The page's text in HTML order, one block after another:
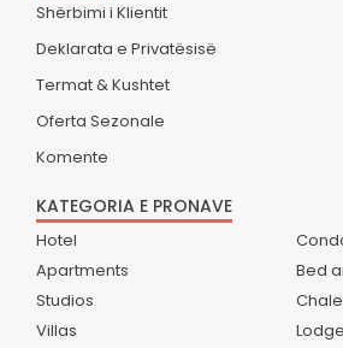
Shërbimi i Klientit
Deklarata e Privatësisë
Termat & Kushtet
Oferta Sezonale
Komente
KATEGORIA E PRONAVE
Hotel
Apartments
Studios
Villas
Bed
Lodge